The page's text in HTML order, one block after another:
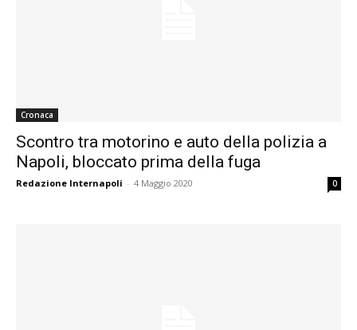
Cronaca
Scontro tra motorino e auto della polizia a
Napoli, bloccato prima della fuga
Redazione Internapoli - 4 Maggio 2020 0